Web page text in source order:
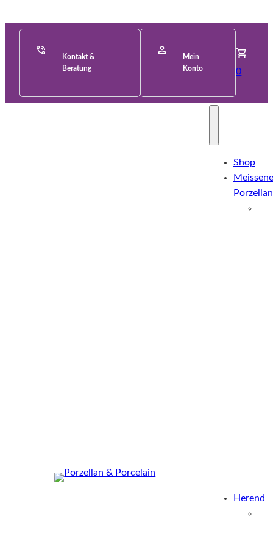
Kontakt &
Beratung
Mein
Konto
0
Shop
Porzellan
Herend